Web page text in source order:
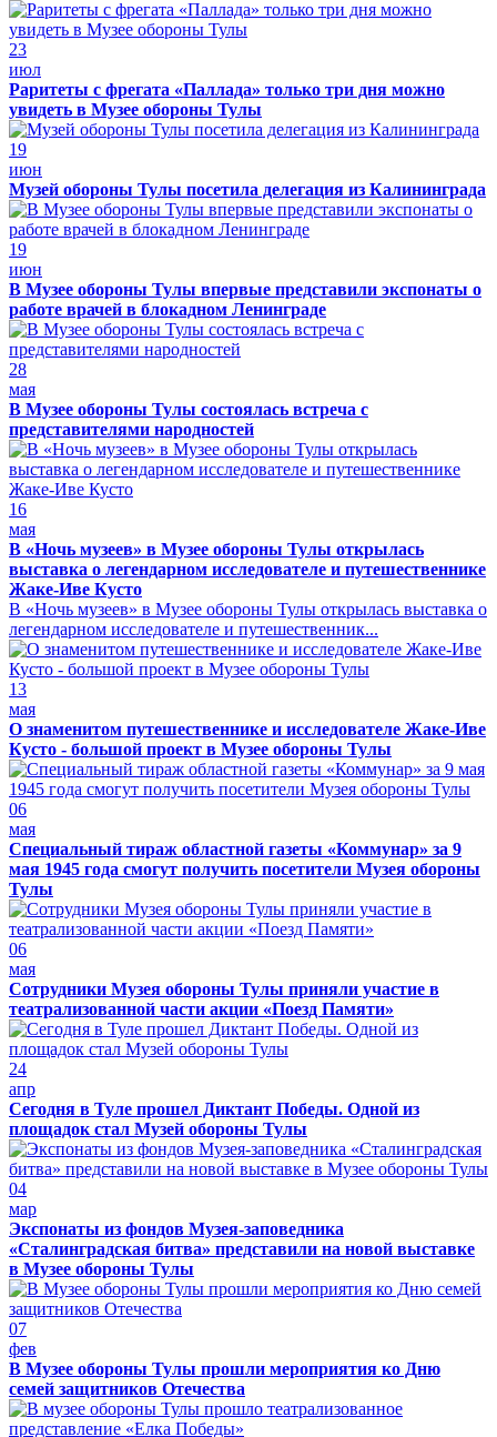
23
июл
Раритеты с фрегата «Паллада» только три дня можно
увидеть в Музее обороны Тулы
19
июн
Музей обороны Тулы посетила делегация из Калининграда
19
июн
В Музее обороны Тулы впервые представили экспонаты о
работе врачей в блокадном Ленинграде
28
мая
В Музее обороны Тулы состоялась встреча с
представителями народностей
16
мая
В «Ночь музеев» в Музее обороны Тулы открылась
выставка о легендарном исследователе и путешественнике
Жаке-Иве Кусто
В «Ночь музеев» в Музее обороны Тулы открылась выставка о
легендарном исследователе и путешественник...
13
мая
О знаменитом путешественнике и исследователе Жаке-Иве
Кусто - большой проект в Музее обороны Тулы
06
мая
Специальный тираж областной газеты «Коммунар» за 9
мая 1945 года смогут получить посетители Музея обороны
Тулы
06
мая
Сотрудники Музея обороны Тулы приняли участие в
театрализованной части акции «Поезд Памяти»
24
апр
Сегодня в Туле прошел Диктант Победы. Одной из
площадок стал Музей обороны Тулы
04
мар
Экспонаты из фондов Музея-заповедника
«Сталинградская битва» представили на новой выставке
в Музее обороны Тулы
07
фев
В Музее обороны Тулы прошли мероприятия ко Дню
семей защитников Отечества